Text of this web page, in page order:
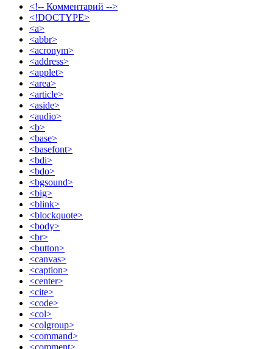
<!-- Комментарий -->
<!DOCTYPE>
<a>
<abbr>
<acronym>
<address>
<applet>
<area>
<article>
<aside>
<audio>
<b>
<base>
<basefont>
<bdi>
<bdo>
<bgsound>
<big>
<blink>
<blockquote>
<body>
<br>
<button>
<canvas>
<caption>
<center>
<cite>
<code>
<col>
<colgroup>
<command>
<comment>